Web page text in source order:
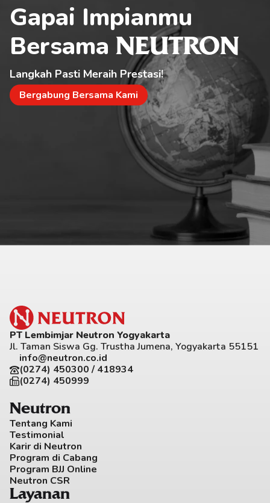
Gapai Impianmu
Bersama NEUTRON
Langkah Pasti Meraih Prestasi!
Bergabung Bersama Kami
PT Lembimjar Neutron Yogyakarta
Jl. Taman Siswa Gg. Trustha Jumena, Yogyakarta 55151
info@neutron.co.id
(0274) 450300 / 418934
(0274) 450999
Neutron
Tentang Kami
Testimonial
Karir di Neutron
Program di Cabang
Program BJJ Online
Neutron CSR
Layanan